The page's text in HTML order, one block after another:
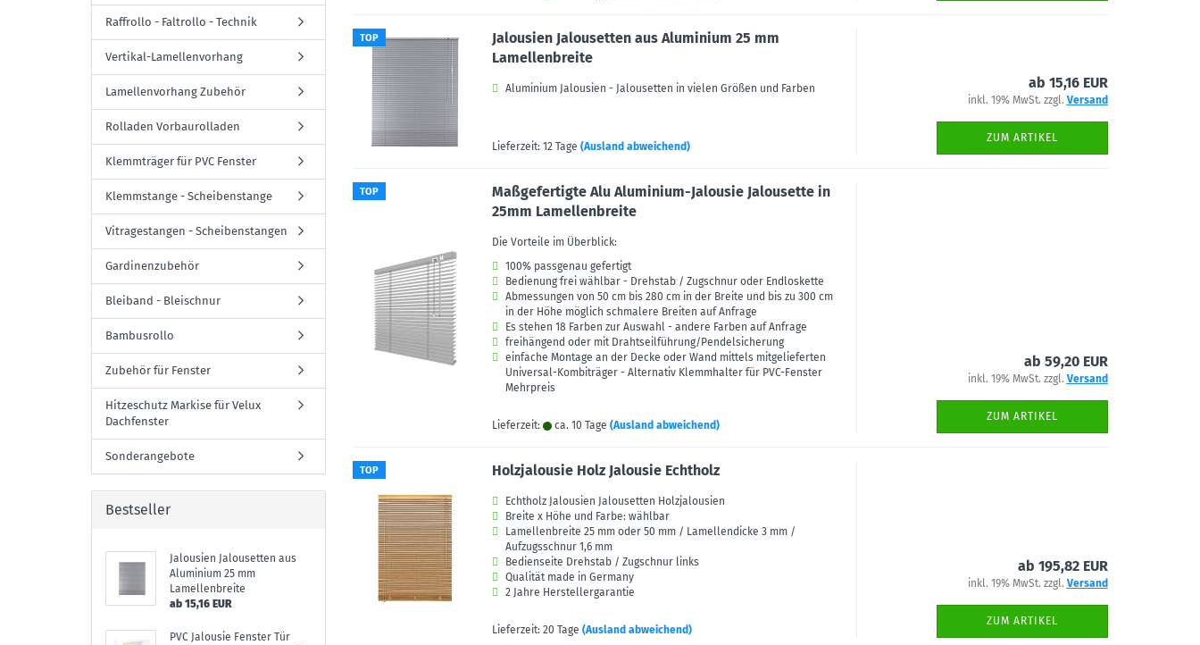
TOP
Jalousien Jalousetten aus Aluminium 25 mm
Lamellenbreite
Aluminium Jalousien - Jalousetten in vielen Größen und Farben
Lieferzeit: 12 Tage (Ausland abweichend)
ab 15,16 EUR
inkl. 19% MwSt. zzgl. Versand
ZUM ARTIKEL
TOP
Maßgefertigte Alu Aluminium-Jalousie Jalousette in
25mm Lamellenbreite
Die Vorteile im Überblick:
100% passgenau gefertigt
Bedienung frei wählbar - Drehstab / Zugschnur oder Endloskette
Abmessungen von 50 cm bis 280 cm in der Breite und bis zu 300 cm
in der Höhe möglich schmalere Breiten auf Anfrage
Es stehen 18 Farben zur Auswahl - andere Farben auf Anfrage
freihängend oder mit Drahtseilführung/Pendelsicherung
einfache Montage an der Decke oder Wand mittels mitgelieferten
Universal-Kombiträger - Alternativ Klemmhalter für PVC-Fenster
Mehrpreis
Lieferzeit: ca. 10 Tage (Ausland abweichend)
ab 59,20 EUR
inkl. 19% MwSt. zzgl. Versand
ZUM ARTIKEL
TOP Holzjalousie Holz Jalousie Echtholz
Echtholz Jalousien Jalousetten Holzjalousien
Breite x Höhe und Farbe: wählbar
Lamellenbreite 25 mm oder 50 mm / Lamellendicke 3 mm /
Aufzugsschnur 1,6 mm
Bedienseite Drehstab / Zugschnur links
Qualität made in Germany
2 Jahre Herstellergarantie
Lieferzeit: 20 Tage (Ausland abweichend)
ab 195,82 EUR
inkl. 19% MwSt. zzgl. Versand
ZUM ARTIKEL
Raffrollo - Faltrollo - Technik
Vertikal-Lamellenvorhang
Lamellenvorhang Zubehör
Rolladen Vorbaurolladen
Klemmträger für PVC Fenster
Klemmstange - Scheibenstange
Vitragestangen - Scheibenstangen
Gardinenzubehör
Bleiband - Bleischnur
Bambusrollo
Zubehör für Fenster
Hitzeschutz Markise für Velux
Dachfenster
Sonderangebote
Bestseller
Jalousien Jalousetten aus
Aluminium 25 mm
Lamellenbreite
ab 15,16 EUR
PVC Jalousie Fenster Tür